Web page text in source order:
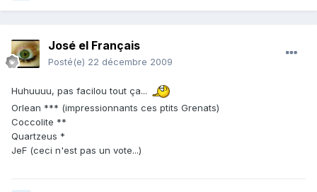
José el Français
Posté(e) 22 décembre 2009
Huhuuuu, pas facilou tout ça...
Orlean *** (impressionnants ces ptits Grenats)
Coccolite **
Quartzeus *
JeF (ceci n'est pas un vote...)